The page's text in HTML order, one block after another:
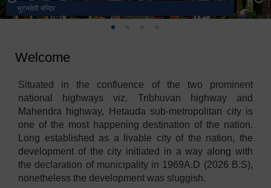
भुटनदेवी मन्दिर
स्मारक
हेटौंडा उपमहानगरपालिका नगर कार्यपालिकाको कार्यालय
मनकामना डाँडाबाट देखिएको दृश्य
Welcome
Situated in the confluence of the two prominent
national highways viz. Tribhuvan highway and
Mahendra highway, Hetauda sub-metropolitan city is
one of the most happening destination of the nation.
Long established as a livable city of the nation, the
development of the city initiated in a way along with
the declaration of municipality in 1969A.D (2026 B.S),
nonetheless the development was sluggish.